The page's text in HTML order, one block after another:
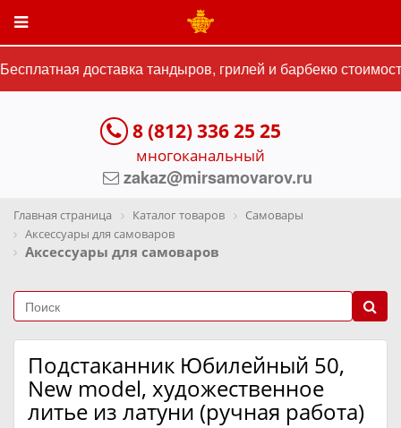
доставка тандыров, грилей и барбекю
8 (812) 336 25 25
многоканальный
zakaz@mirsamovarov.ru
Главная страница Каталог товаров
Самовары
Аксессуары для самоваров
Аксессуары для самоваров
Подстаканник Юбилейный 50,
New model, художественное
литье из латуни (ручная работа)